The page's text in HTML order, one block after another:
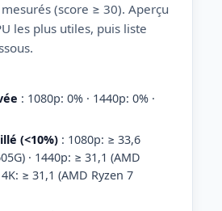
(score ≥ 30). Aperçu
les plus utiles, puis liste
: 1080p: 0% · 1440p: 0% ·
(<10%) : 1080p: ≥ 33,6
· 1440p: ≥ 31,1 (AMD
4K: ≥ 31,1 (AMD Ryzen 7